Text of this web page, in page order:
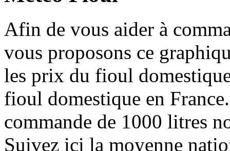
Afin de vous aider à
vous proposons ce
les prix du fioul
fioul domestique en
commande de 1000 litres
Suivez ici la moyenne